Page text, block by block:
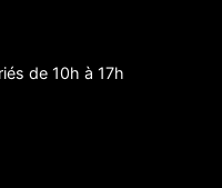
de 10h à 17h